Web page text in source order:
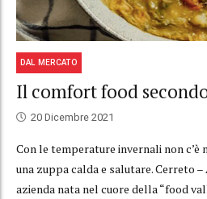
DAL MERCATO
Il comfort food
20 Dicembre 2021
Con le temperature invernali non c’è
una zuppa calda e salutare. Cerreto
azienda nata nel cuore della “food